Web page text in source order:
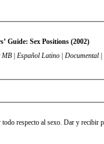
Guide: Sex Positions (2002)
| Español Latino | Documental |
respecto al sexo. Dar y recibir